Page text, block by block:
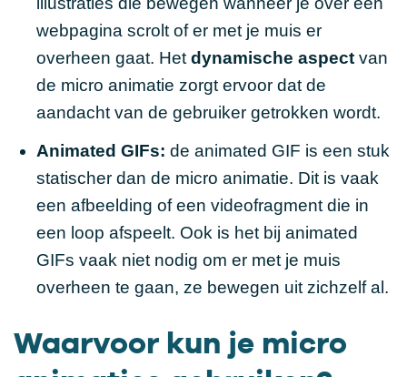
webpagina scrolt of er met je muis er
overheen gaat. Hetdynamische aspectvan
de micro animatie zorgt ervoor dat de
aandacht van de gebruiker getrokken wordt.
Animated GIFs: de animated GIF is een stuk
statischer dan de micro animatie. Dit is vaak
een afbeelding of een videofragment die in
een loop afspeelt. Ook is het bij animated
GIFs vaak niet nodig om er met je muis
overheen te gaan, ze bewegen uit zichzelf al.
Waarvoor kun je micro